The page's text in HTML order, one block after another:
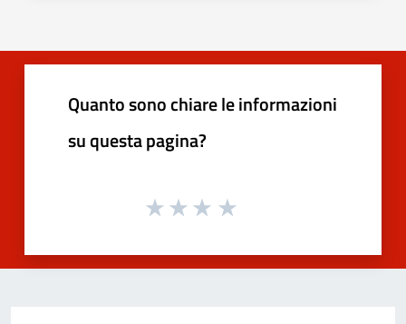
Quanto sono chiare le informazioni
su questa pagina?